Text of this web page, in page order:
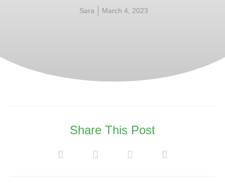
Sara March 4, 2023
Share This Post